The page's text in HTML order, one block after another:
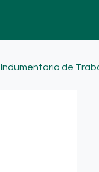
Indumentaria de